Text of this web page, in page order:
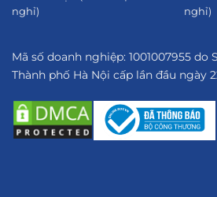
nghỉ)
nghỉ)
Mã số doanh nghiệp: 1001007955 do
Thành phố Hà Nội cấp lần đầu ngày